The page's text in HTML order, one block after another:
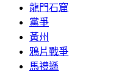
龍門石窟
黨爭
黃州
鴉片戰爭
馬禮遜